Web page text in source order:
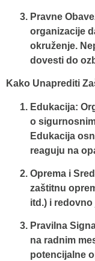
Pravne
organizacije
okruženje.
dovesti do
Kako Unaprediti
Edukacija:
o
Edukacija
reaguju na
Oprema i
zaštitnu
itd.) i
Pravilna
na radnim
potencijalne